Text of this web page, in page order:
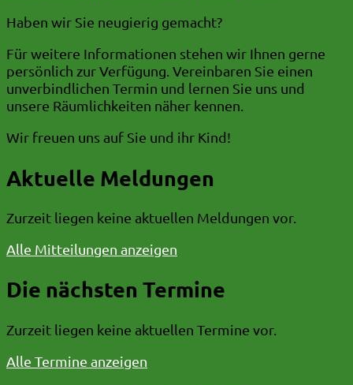
Haben wir Sie neugierig gemacht?
Für weitere Informationen stehen wir Ihnen gerne
persönlich zur Verfügung. Vereinbaren Sie einen
unverbindlichen Termin und lernen Sie uns und
unsere Räumlichkeiten näher kennen.
Wir freuen uns auf Sie und ihr Kind!
Aktuelle Meldungen
Zurzeit liegen keine aktuellen Meldungen vor.
Alle Mitteilungen anzeigen
Die nächsten Termine
Zurzeit liegen keine aktuellen Termine vor.
Alle Termine anzeigen